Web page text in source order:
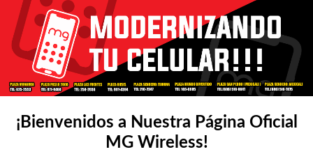
Contacto
Mayoreo
⤷ Celulares
/
Tablet
¡Bienvenidos a Nuestra Página Oficial
MG Wireless!